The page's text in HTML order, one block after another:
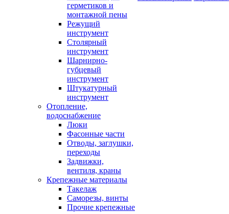
герметиков и
монтажной пены
Режущий
инструмент
Столярный
инструмент
Шарнирно-
губцевый
инструмент
Штукатурный
инструмент
Отопление,
водоснабжение
Люки
Фасонные части
Отводы, заглушки,
переходы
Задвижки,
вентиля, краны
Крепежные материалы
Такелаж
Саморезы, винты
Прочие крепежные